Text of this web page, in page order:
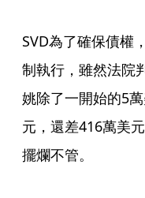
SVD為了確保債權
制執行，雖然法院
姚除了一開始的5
元，還差416萬美
擺爛不管。